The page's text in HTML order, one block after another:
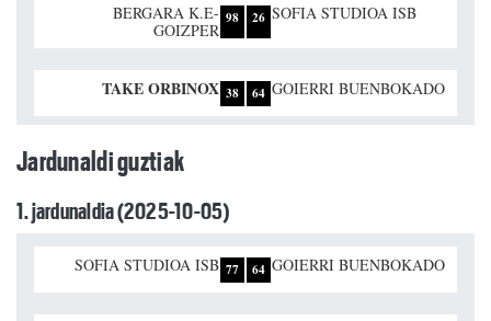
BERGARA K.E-
GOIZPER
98 26 SOFIA STUDIOA ISB
TAKE ORBINOX 38 64 GOIERRI BUENBOKADO
Jardunaldi guztiak
1. jardunaldia (2025-10-05)
SOFIA STUDIOA ISB 77 64 GOIERRI BUENBOKADO